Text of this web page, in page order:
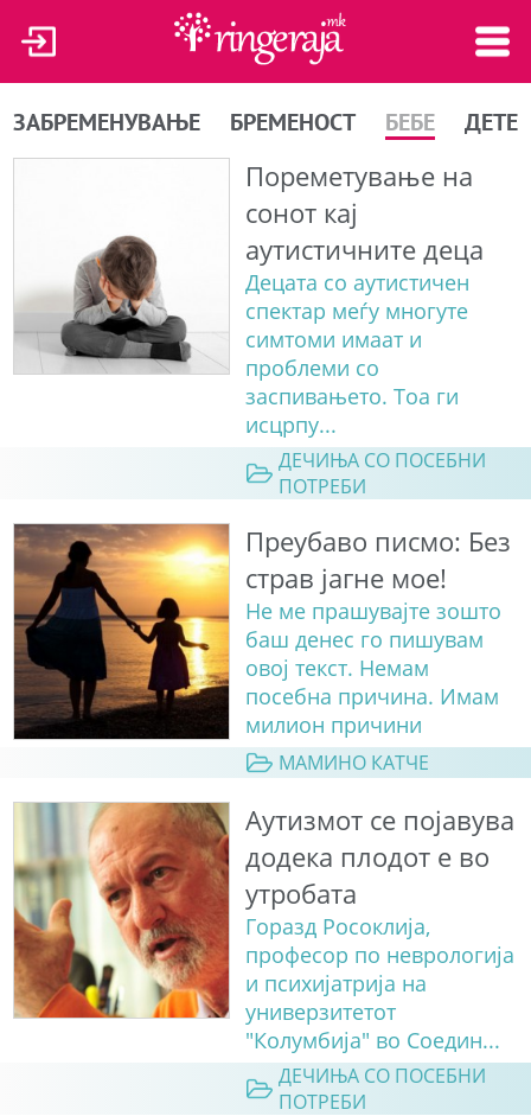
ЗАБРЕМЕНУВАЊЕ БРЕМЕНОСТ БЕБЕ ДЕТЕ
Пореметување на
сонот кај
аутистичните деца
Децата со аутистичен
спектар меѓу многуте
симтоми имаат и
проблеми со
заспивањето. Тоа ги
исцрпу...
ДЕЧИЊА СО ПОСЕБНИ
ПОТРЕБИ
Преубаво писмо: Без
страв јагне мое!
Не ме прашувајте зошто
баш денес го пишувам
овој текст. Немам
посебна причина. Имам
милион причини
МАМИНО КАТЧЕ
Аутизмот се појавува
додека плодот е во
утробата
Горазд Росоклија,
професор по неврологија
и психијатрија на
универзитетот
"Колумбија" во Соедин...
ДЕЧИЊА СО ПОСЕБНИ
ПОТРЕБИ